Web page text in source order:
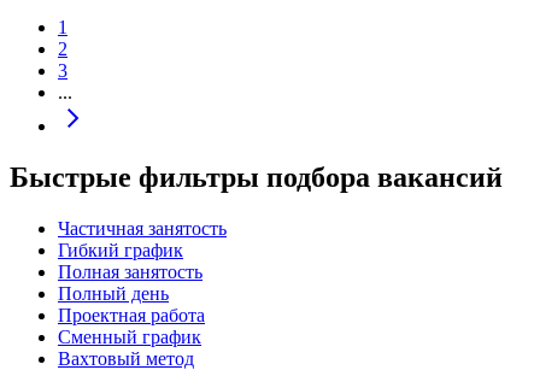
1
2
3
...
Быстрые фильтры подбора вакансий
Частичная занятость
Гибкий график
Полная занятость
Полный день
Проектная работа
Сменный график
Вахтовый метод